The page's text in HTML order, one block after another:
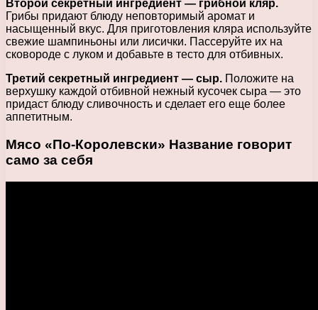
Второй секретный ингредиент — грибной кляр.
Грибы придают блюду неповторимый аромат и
насыщенный вкус. Для приготовления кляра используйте
свежие шампиньоны или лисички. Пассеруйте их на
сковороде с луком и добавьте в тесто для отбивных.
Третий секретный ингредиент — сыр. Положите на
верхушку каждой отбивной нежный кусочек сыра — это
придаст блюду сливочность и сделает его еще более
аппетитным.
Мясо «По-Королевски» Название говорит
само за себя